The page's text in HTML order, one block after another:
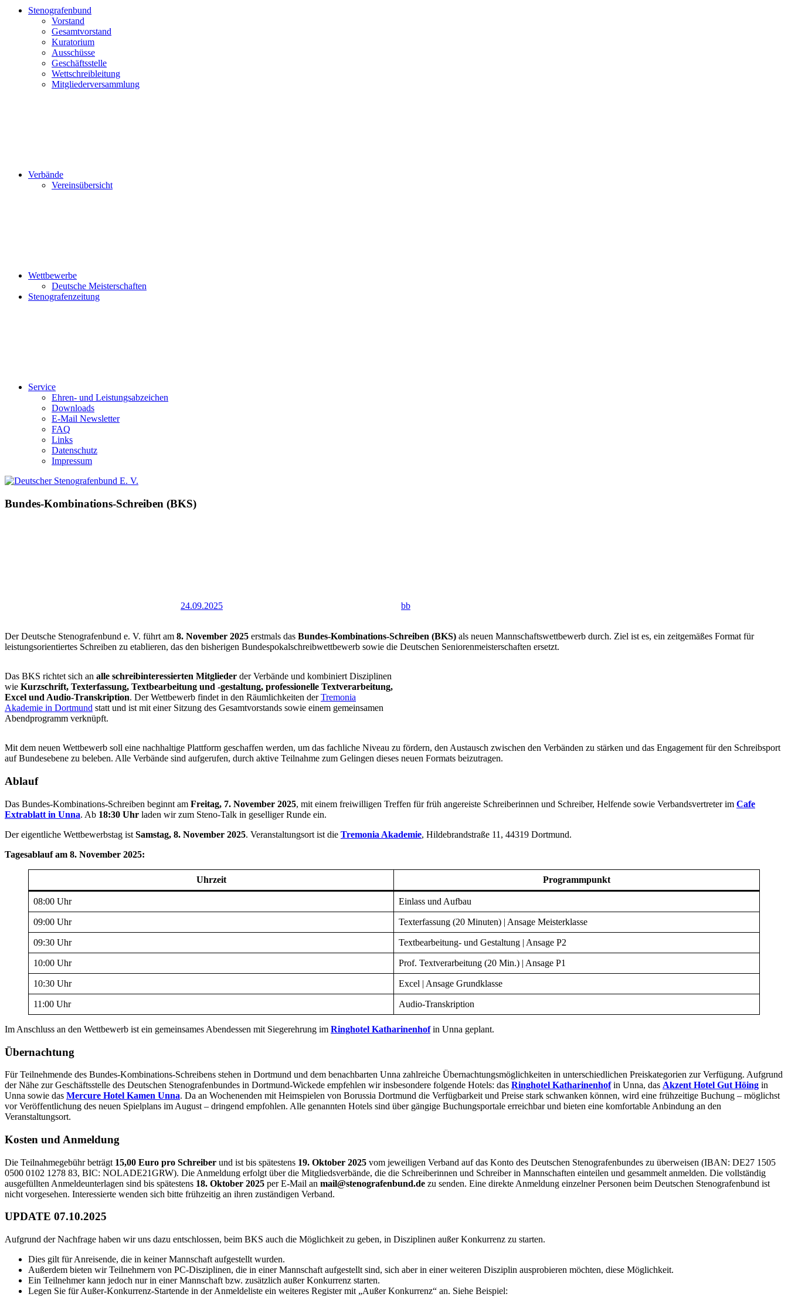
Stenografenbund
Vorstand
Gesamtvorstand
Kuratorium
Ausschüsse
Geschäftsstelle
Wettschreibleitung
Mitgliederversammlung
Verbände
Vereinsübersicht
Wettbewerbe
Deutsche Meisterschaften
Stenografenzeitung
Service
Ehren- und Leistungsabzeichen
Downloads
E-Mail Newsletter
FAQ
Links
Datenschutz
Impressum
Bundes-Kombinations-Schreiben (BKS)
24.09.2025 bb
Der Deutsche Stenografenbund e. V. führt am 8. November 2025 erstmals das Bundes-Kombinations-Schreiben (BKS) als neuen Mannschaftswettbewerb durch. Ziel ist es, ein zeitgemäßes Format für
leistungsorientiertes Schreiben zu etablieren, das den bisherigen Bundespokalschreibwettbewerb sowie die Deutschen Seniorenmeisterschaften ersetzt.
Das BKS richtet sich an alle schreibinteressierten Mitglieder der Verbände und kombiniert Disziplinen
wie Kurzschrift, Texterfassung, Textbearbeitung und -gestaltung, professionelle Textverarbeitung,
Excel und Audio-Transkription. Der Wettbewerb findet in den Räumlichkeiten derTremonia
Akademie in Dortmund statt und ist mit einer Sitzung des Gesamtvorstands sowie einem gemeinsamen
Abendprogramm verknüpft.
Mit dem neuen Wettbewerb soll eine nachhaltige Plattform geschaffen werden, um das fachliche Niveau zu fördern, den Austausch zwischen den Verbänden zu stärken und das Engagement für den Schreibsport
auf Bundesebene zu beleben. Alle Verbände sind aufgerufen, durch aktive Teilnahme zum Gelingen dieses neuen Formats beizutragen.
Ablauf
Das Bundes-Kombinations-Schreiben beginnt am Freitag, 7. November 2025, mit einem freiwilligen Treffen für früh angereiste Schreiberinnen und Schreiber, Helfende sowie Verbandsvertreter im Cafe
Extrablatt in Unna. Ab 18:30 Uhr laden wir zum Steno-Talk in geselliger Runde ein.
Der eigentliche Wettbewerbstag ist Samstag, 8. November 2025. Veranstaltungsort ist die Tremonia Akademie, Hildebrandstraße 11, 44319 Dortmund.
Tagesablauf am 8. November 2025:
Uhrzeit Programmpunkt
08:00 Uhr Einlass und Aufbau
09:00 Uhr Texterfassung (20 Minuten) | Ansage Meisterklasse
09:30 Uhr Textbearbeitung- und Gestaltung | Ansage P2
10:00 Uhr Prof. Textverarbeitung (20 Min.) | Ansage P1
10:30 Uhr Excel | Ansage Grundklasse
11:00 Uhr Audio-Transkription
Im Anschluss an den Wettbewerb ist ein gemeinsames Abendessen mit Siegerehrung im Ringhotel Katharinenhofin Unna geplant.
Übernachtung
Für Teilnehmende des Bundes-Kombinations-Schreibens stehen in Dortmund und dem benachbarten Unna zahlreiche Übernachtungsmöglichkeiten in unterschiedlichen Preiskategorien zur Verfügung. Aufgrund
der Nähe zur Geschäftsstelle des Deutschen Stenografenbundes in Dortmund-Wickede empfehlen wir insbesondere folgende Hotels: das Ringhotel Katharinenhofin Unna, das Akzent Hotel Gut Höing in
Unna sowie das Mercure Hotel Kamen Unna. Da an Wochenenden mit Heimspielen von Borussia Dortmund die Verfügbarkeit und Preise stark schwanken können, wird eine frühzeitige Buchung – möglichst
vor Veröffentlichung des neuen Spielplans im August – dringend empfohlen. Alle genannten Hotels sind über gängige Buchungsportale erreichbar und bieten eine komfortable Anbindung an den
Veranstaltungsort.
Kosten und Anmeldung
Die Teilnahmegebühr beträgt 15,00 Euro pro Schreiber und ist bis spätestens 19. Oktober 2025 vom jeweiligen Verband auf das Konto des Deutschen Stenografenbundes zu überweisen (IBAN: DE27 1505
0500 0102 1278 83, BIC: NOLADE21GRW). Die Anmeldung erfolgt über die Mitgliedsverbände, die die Schreiberinnen und Schreiber in Mannschaften einteilen und gesammelt anmelden. Die vollständig
ausgefüllten Anmeldeunterlagen sind bis spätestens 18. Oktober 2025 per E-Mail an mail@stenografenbund.de zu senden. Eine direkte Anmeldung einzelner Personen beim Deutschen Stenografenbund ist
nicht vorgesehen. Interessierte wenden sich bitte frühzeitig an ihren zuständigen Verband.
UPDATE 07.10.2025
Aufgrund der Nachfrage haben wir uns dazu entschlossen, beim BKS auch die Möglichkeit zu geben, in Disziplinen außer Konkurrenz zu starten.
Dies gilt für Anreisende, die in keiner Mannschaft aufgestellt wurden.
Außerdem bieten wir Teilnehmern von PC-Disziplinen, die in einer Mannschaft aufgestellt sind, sich aber in einer weiteren Disziplin ausprobieren möchten, diese Möglichkeit.
Ein Teilnehmer kann jedoch nur in einer Mannschaft bzw. zusätzlich außer Konkurrenz starten.
Legen Sie für Außer-Konkurrenz-Startende in der Anmeldeliste ein weiteres Register mit „Außer Konkurrenz“ an. Siehe Beispiel: